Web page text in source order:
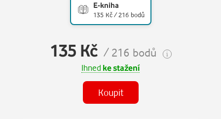
E-kniha
135 Kč / 216 bodů
135 Kč / 216 bodů
Ihned ke stažení
Koupit